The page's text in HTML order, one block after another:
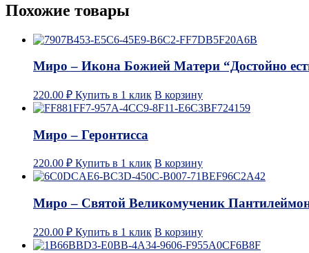
Похожие товары
Миро – Икона Божией Матери “Достойно
220.00 ₽ Купить в 1 клик В корзину
Миро – Геронтисса
220.00 ₽ Купить в 1 клик В корзину
Миро – Святой Великомученик
220.00 ₽ Купить в 1 клик В корзину